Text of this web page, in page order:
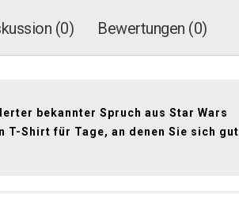
(0) Bewertungen (0)
bekannter Spruch aus Star Wars
T-Shirt für Tage, an denen Sie sich gut